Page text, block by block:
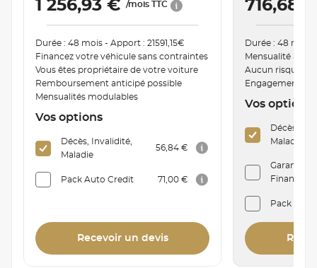
1 256,93 €/mois TTC
Durée : 48 mois - Apport : 21591,15€
Financez votre véhicule sans contraintes
Vous êtes propriétaire de votre voiture
Remboursement anticipé possible
Mensualités modulables
Vos options
Décès, Invalidité,
Maladie
56,84 €
Pack Auto Credit 71,00 €
Recevoir un devis
716,68
Durée : 48 mois
Mensualité
Aucun risque de
Engagement de
Vos options
Décès,
Maladie
Garantie
Financière
Pack Auto